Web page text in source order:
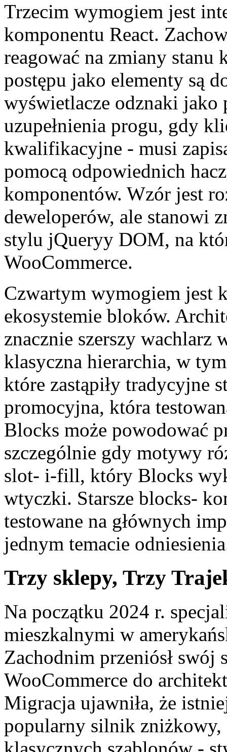
Trzecim wymogiem jest
komponentu React.
reagować na zmiany stanu
postępu jako elementy są
wyświetlacze odznaki jako
uzupełnienia progu, gdy
kwalifikacyjne - musi
pomocą odpowiednich
komponentów. Wzór jest
deweloperów, ale stanowi
stylu jQueryy DOM, na
WooCommerce.
Czwartym wymogiem jest
ekosystemie bloków.
znacznie szerszy wachlarz
klasyczna hierarchia, w
które zastąpiły tradycyjne
promocyjna, która
Blocks może powodować
szczególnie gdy motywy
slot- i-fill, który Blocks
wtyczki. Starsze blocks-
testowane na głównych
jednym temacie
Trzy sklepy, Trzy
Na początku 2024 r.
mieszkalnymi w
Zachodnim przeniósł swój
WooCommerce do
Migracja ujawniła, że
popularny silnik zniżkowy,